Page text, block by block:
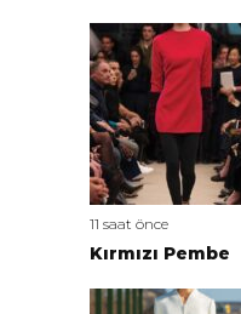
11 saat önce
Kırmızı Pembe